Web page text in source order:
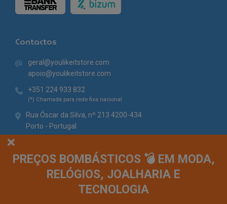
PREÇOS BOMBÁSTICOS 💣 EM MODA,
RELÓGIOS, JOALHARIA E
TECNOLOGIA
Contactos
geral@youlikeitstore.com
apoio@youlikeitstore.com
+351 224 933 832
(*) Chamada para rede fixa nacional
Rua Óscar da Silva, nº 213 4200-434
Porto - Portugal